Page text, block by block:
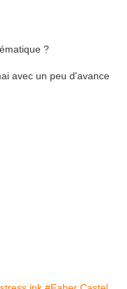
?
avec un peu d'avance